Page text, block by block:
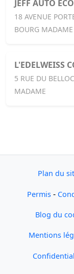
JEFF AUTO
18 AVENUE
BOURG MADAME
L'EDELWEISS
5 RUE DU
MADAME
Plan du
Permis -
Blog du
Mentions